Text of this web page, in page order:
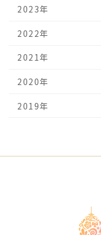
2023年
2022年
2021年
2020年
2019年